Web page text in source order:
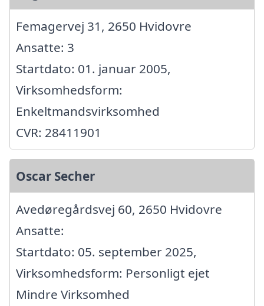
Femagervej 31, 2650 Hvidovre
Ansatte: 3
Startdato: 01. januar 2005,
Virksomhedsform:
Enkeltmandsvirksomhed
CVR: 28411901
Oscar Secher
Avedøregårdsvej 60, 2650 Hvidovre
Ansatte:
Startdato: 05. september 2025,
Virksomhedsform: Personligt ejet
Mindre Virksomhed